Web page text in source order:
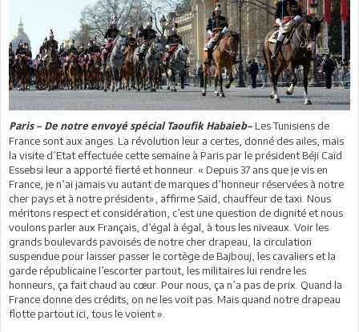
Paris – De notre envoyé spécial Taoufik Habaieb– Les Tunisiens de
France sont aux anges. La révolution leur a certes, donné des ailes, mais
la visite d’Etat effectuée cette semaine à Paris par le président Béji Caïd
Essebsi leur a apporté fierté et honneur. « Depuis 37 ans que je vis en
France, je n’ai jamais vu autant de marques d’honneur réservées à notre
cher pays et à notre président», affirme Said, chauffeur de taxi. Nous
méritons respect et considération, c’est une question de dignité et nous
voulons parler aux Français, d’égal à égal, à tous les niveaux. Voir les
grands boulevards pavoisés de notre cher drapeau, la circulation
suspendue pour laisser passer le cortège de Bajbouj, les cavaliers et la
garde républicaine l’escorter partout, les militaires lui rendre les
honneurs, ça fait chaud au cœur. Pour nous, ça n’a pas de prix. Quand la
France donne des crédits, on ne les voit pas. Mais quand notre drapeau
flotte partout ici, tous le voient ».